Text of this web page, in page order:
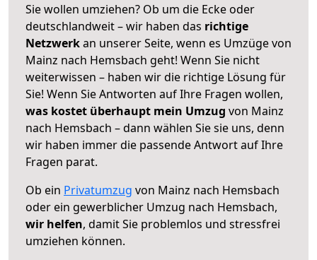
Sie wollen umziehen? Ob um die Ecke oder
deutschlandweit – wir haben das richtige
Netzwerkan unserer Seite, wenn es Umzüge von
Mainz nach Hemsbach geht! Wenn Sie nicht
weiterwissen – haben wir die richtige Lösung für
Sie! Wenn Sie Antworten auf Ihre Fragen wollen,
was kostet überhaupt mein Umzug von Mainz
nach Hemsbach – dann wählen Sie sie uns, denn
wir haben immer die passende Antwort auf Ihre
Fragen parat.
Ob ein Privatumzug von Mainz nach Hemsbach
oder ein gewerblicher Umzug nach Hemsbach,
wir helfen, damit Sie problemlos und stressfrei
umziehen können.